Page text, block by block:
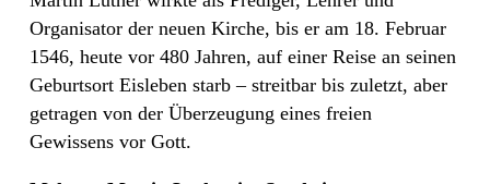
Organisator der neuen Kirche, bis er am 18. Februar
1546, heute vor 480 Jahren, auf einer Reise an seinen
Geburtsort Eisleben starb – streitbar bis zuletzt, aber
getragen von der Überzeugung eines freien
Gewissens vor Gott.